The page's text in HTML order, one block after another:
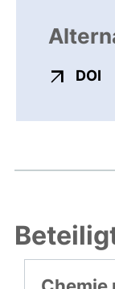
DOI